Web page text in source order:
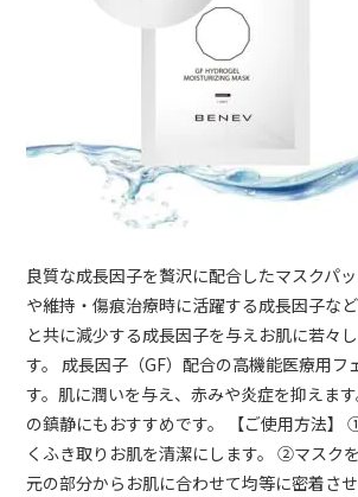
良質な成長因子を贅沢に配合したマスクパ
や維持・傷痕治療時に活躍する成長因子な
と共に減少する成長因子を与えお肌に若々
す。 成長因子（GF）配合の高機能医療用フ
す。肌に潤いを与え、赤みや炎症を抑えま
の鎮静にもおすすめです。 【ご使用方法】
くふき取りお肌を清潔にします。 ②マスク
元の部分からお肌に合わせて均等に密着さ